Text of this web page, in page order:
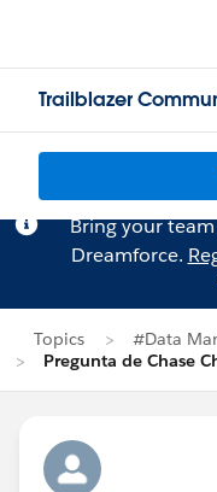
Trailblazer
Bring your
Dreamforce.
Topics
#Data
Pregunta de Chase